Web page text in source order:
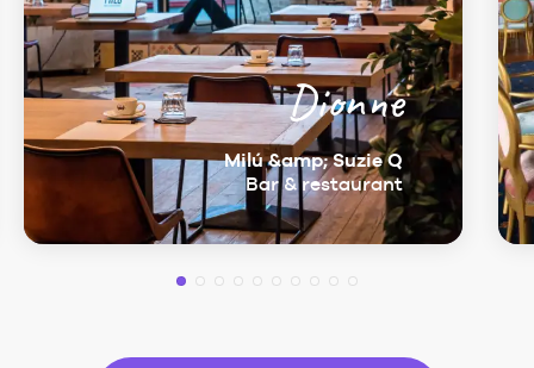
Dionne
Milú &amp; Suzie Q
Bar & restaurant